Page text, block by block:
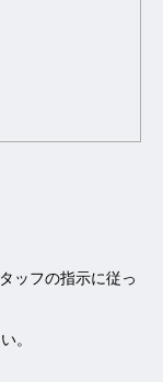
ッフの指示に従っ
。